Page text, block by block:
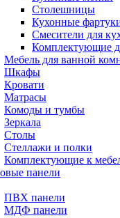
Столешницы
Кухонные
Смесители для
Комплектующие
Мебель для ванной
Шкафы
Кровати
Матрасы
Комоды и тумбы
Зеркала
Столы
Стеллажи и полки
Комплектующие к
панели
ПВХ панели
МДФ панели